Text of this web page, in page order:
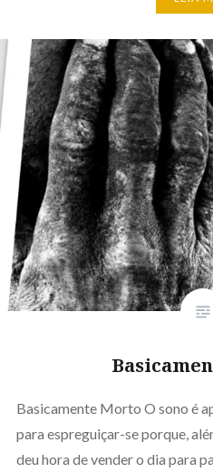
Basicamente Morto O sono é
para espreguiçar-se porque,
deu hora de vender o dia para